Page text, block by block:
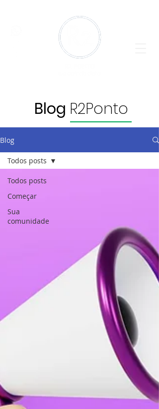
Blog R2Ponto
Blog
Todos posts
Começar
Sua
comunidade
Todos posts